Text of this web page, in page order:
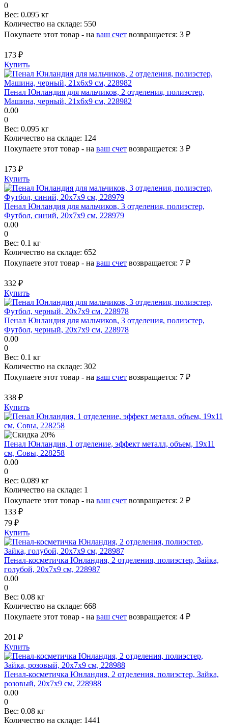
0
Вес: 0.095 кг
Количество на складе: 550
Покупаете этот товар - на ваш счет возвращается: 3 ₽
173 ₽
Купить
Пенал Юнландия для мальчиков, 2 отделения, полиэстер,
Машина, черный, 21х6х9 см, 228982
0.00
0
Вес: 0.095 кг
Количество на складе: 124
Покупаете этот товар - на ваш счет возвращается: 3 ₽
173 ₽
Купить
Пенал Юнландия для мальчиков, 3 отделения, полиэстер,
Футбол, синий, 20х7х9 см, 228979
0.00
0
Вес: 0.1 кг
Количество на складе: 652
Покупаете этот товар - на ваш счет возвращается: 7 ₽
332 ₽
Купить
Пенал Юнландия для мальчиков, 3 отделения, полиэстер,
Футбол, черный, 20х7х9 см, 228978
0.00
0
Вес: 0.1 кг
Количество на складе: 302
Покупаете этот товар - на ваш счет возвращается: 7 ₽
338 ₽
Купить
Пенал Юнландия, 1 отделение, эффект металл, объем, 19х11
см, Совы, 228258
0.00
0
Вес: 0.089 кг
Количество на складе: 1
Покупаете этот товар - на ваш счет возвращается: 2 ₽
133 ₽
79 ₽
Купить
Пенал-косметичка Юнландия, 2 отделения, полиэстер, Зайка,
голубой, 20х7х9 см, 228987
0.00
0
Вес: 0.08 кг
Количество на складе: 668
Покупаете этот товар - на ваш счет возвращается: 4 ₽
201 ₽
Купить
Пенал-косметичка Юнландия, 2 отделения, полиэстер, Зайка,
розовый, 20х7х9 см, 228988
0.00
0
Вес: 0.08 кг
Количество на складе: 1441